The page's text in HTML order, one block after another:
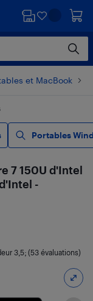
et MacBook
Portables
7 150U d'Intel
-
3,5; (53 évaluations)